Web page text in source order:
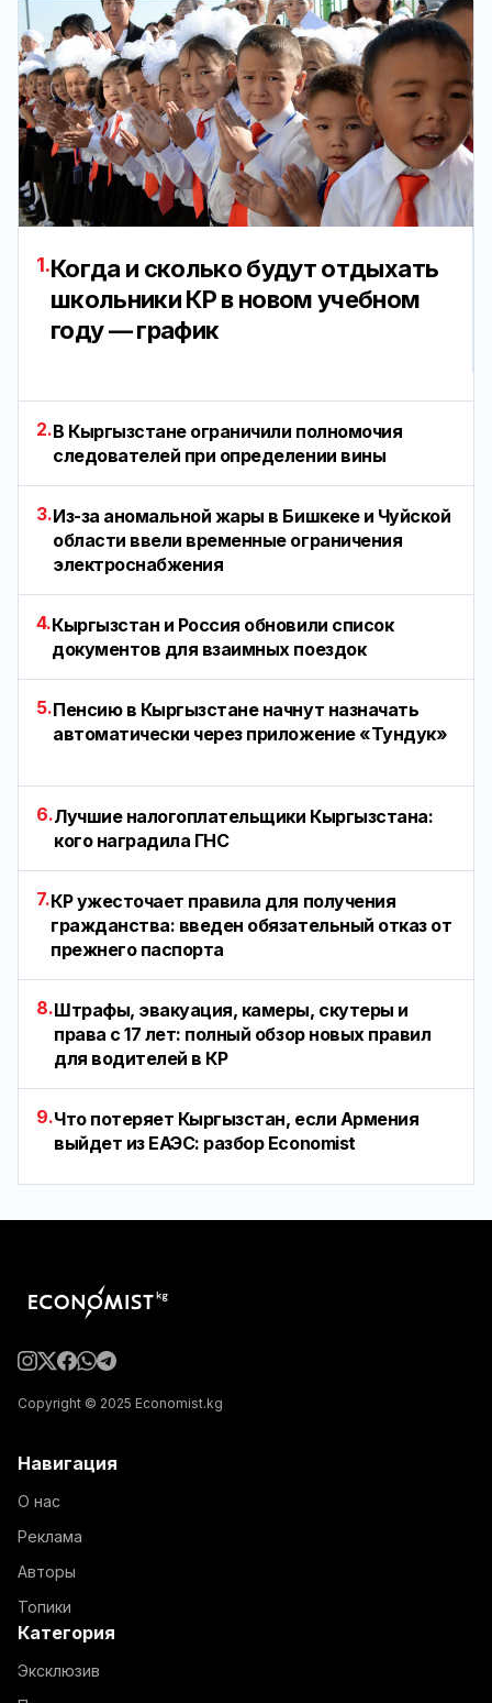
1.Когда и сколько будут отдыхать
школьники КР в новом учебном
году — график
2.В Кыргызстане ограничили полномочия
следователей при определении вины
3.Из-за аномальной жары в Бишкеке и Чуйской
области ввели временные ограничения
электроснабжения
4.Кыргызстан и Россия обновили список
документов для взаимных поездок
5.Пенсию в Кыргызстане начнут назначать
автоматически через приложение «Тундук»
6.Лучшие налогоплательщики Кыргызстана:
кого наградила ГНС
7.КР ужесточает правила для получения
гражданства: введен обязательный отказ от
прежнего паспорта
8.Штрафы, эвакуация, камеры, скутеры и
права с 17 лет: полный обзор новых правил
для водителей в КР
9.Что потеряет Кыргызстан, если Армения
выйдет из ЕАЭС: разбор Economist
Copyright © 2025 Economist.kg
Навигация
О нас
Реклама
Авторы
Топики
Категория
Эксклюзив